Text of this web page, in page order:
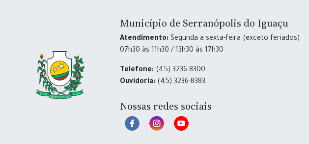
Município de Serranópolis do Iguaçu
Atendimento: Segunda a sexta-feira (exceto feriados)
07h30 às 11h30 / 13h30 às 17h30
Telefone: (45) 3236-8300
Ouvidoria: (45) 3236-8383
Nossas redes sociais